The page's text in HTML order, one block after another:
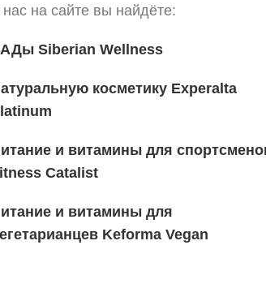
на сайте вы найдёте:
Siberian Wellness
косметику Experalta
и витамины для
Catalist
и витамины для
Keforma Vegan